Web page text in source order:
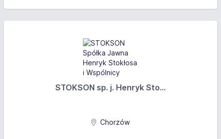
STOKSON sp. j. Henryk Sto...
Chorzów